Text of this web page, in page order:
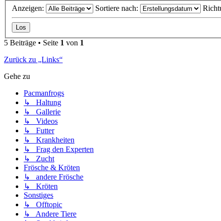
Anzeigen: Sortiere nach:
5 Beiträge • Seite 1 von 1
Zurück zu „Links“
Gehe zu
Pacmanfrogs
↳ Haltung
↳ Gallerie
↳ Videos
↳ Futter
↳ Krankheiten
↳ Frag den Experten
↳ Zucht
Frösche & Kröten
↳ andere Frösche
↳ Kröten
Sonstiges
↳ Offtopic
↳ Andere Tiere